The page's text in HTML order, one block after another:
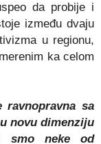
da probije i
između dvaju
u regionu,
ka celom
ravnopravna sa
novu dimenziju
smo neke od